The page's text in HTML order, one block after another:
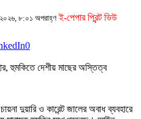
২০২৬, ৮:০১ অপরাহ্ণ ই-পেপার প্রিন্ট ভিউ
0
দুয়ারি ও কারেন্ট জালের অবাধ ব্যবহারে